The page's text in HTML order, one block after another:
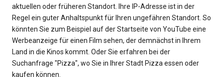
aktuellen oder früheren Standort. Ihre IP-Adresse ist in der
Regel ein guter Anhaltspunkt für Ihren ungefähren Standort. So
könnten Sie zum Beispiel auf der Startseite von YouTube eine
Werbeanzeige für einen Film sehen, der demnächst in Ihrem
Land in die Kinos kommt. Oder Sie erfahren bei der
Suchanfrage "Pizza", wo Sie in Ihrer Stadt Pizza essen oder
kaufen können.